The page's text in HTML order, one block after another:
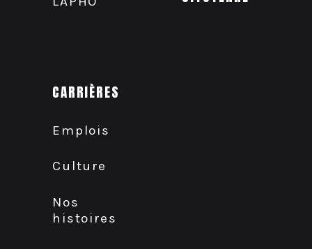
CARRIÈRES
Emplois
Culture
Nos
histoires